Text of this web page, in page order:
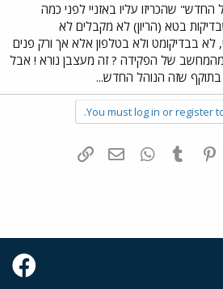
החדש" שהכריזו עליו באזניי לפני כמה
בטא (הריון) לא מקבלים לא
לא בבדיקומט ולא בטלפון אלא אך ורק פנים
מהמחשב של הפקידה ? זה מעצבן נורא ! אבל
בתוקף שזה הנוהל החדש...
You must log in or register
Reddit
Pinterest
Tumblr
WhatsAppדואר אלקטרוני